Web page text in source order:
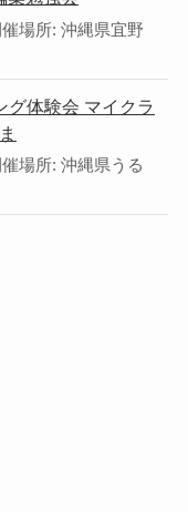
場所: 沖縄県宜野
グ体験会 マイクラ
場所: 沖縄県うる